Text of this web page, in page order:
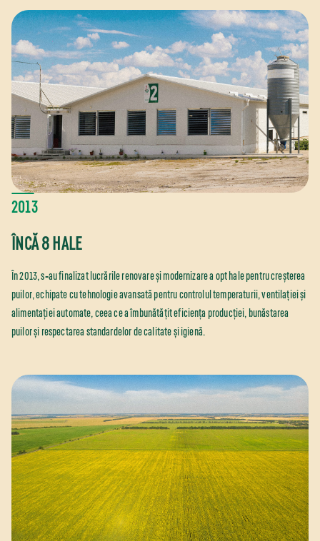
2013
ÎNCĂ 8 HALE
În 2013, s‑au finalizat lucrările renovare și modernizare a opt hale pentru creșterea
puilor, echipate cu tehnologie avansată pentru controlul temperaturii, ventilației și
alimentației automate, ceea ce a îmbunătățit eficiența producției, bunăstarea
puilor și respectarea standardelor de calitate și igienă.